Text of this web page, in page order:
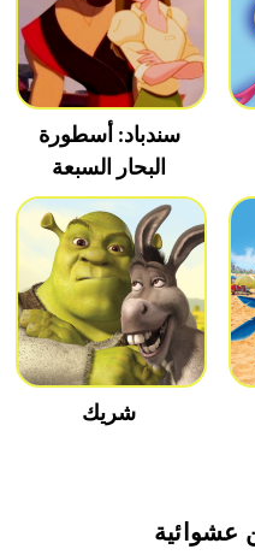
سندباد: أسطورة
البحار السبعة
شريك
عشوائية